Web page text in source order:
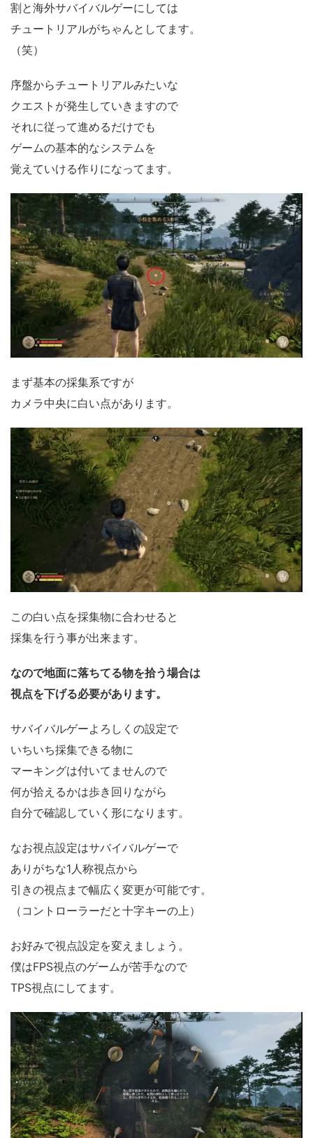
割と海外サバイバルゲーにしては
チュートリアルがちゃんとしてます。
（笑）
序盤からチュートリアルみたいな
クエストが発生していきますので
それに従って進めるだけでも
ゲームの基本的なシステムを
覚えていける作りになってます。
まず基本の採集系ですが
カメラ中央に白い点があります。
この白い点を採集物に合わせると
採集を行う事が出来ます。
なので地面に落ちてる物を拾う場合は
視点を下げる必要があります。
サバイバルゲーよろしくの設定で
いちいち採集できる物に
マーキングは付いてませんので
何が拾えるかは歩き回りながら
自分で確認していく形になります。
なお視点設定はサバイバルゲーで
ありがちな1人称視点から
引きの視点まで幅広く変更が可能です。
（コントローラーだと十字キーの上）
お好みで視点設定を変えましょう。
僕はFPS視点のゲームが苦手なので
TPS視点にしてます。